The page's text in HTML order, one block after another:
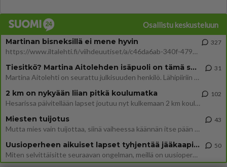
Osallistu keskusteluun
Martinan bisneksillä ei mene hyvin
https://www.iltalehti.fi/viihdeuutiset/a/c46da6ab-340f-4790-aaa7-0865eed2336 Yrityksen konkurssihakemus on tullut kärä
327
Tiesitkö? Martina Aitolehden isäpuoli on tämä suosittu laulaja
Martina Aitolehti on seurattu julkisuuden henkilö. Lähipiiriin mahtuu muitakin tunnettuja henkilöitä. Tiesitkö, että Ma
31
2 km on nykyään liian pitkä koulumatka
Hesarissa päivitellään lapset joutuu nyt kulkemaan 2 km kouluun jösses. Ruostefillarilla tuo matka menee vaikka miten äk
102
Miesten tuijotus
Mutta mies vain tuijottaa, siinä vaiheessa käännän itse pään pois. Mikä juttu? Yleensä jos joku tuijottaa tai katsoo, hä
43
Uusioperheen aikuiset lapset tyhjentää jääkaapin käydessään
Miten selvittäisitte seuraavan ongelman, meillä on uusioperhe, minulla teini-ikäiset lapset ja puolisolla aikuiset, jotk
50